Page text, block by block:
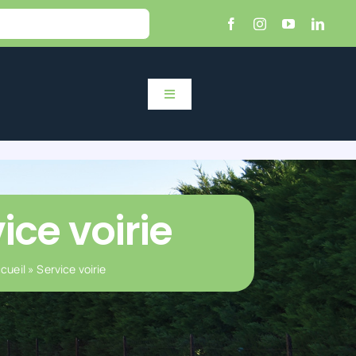
Toggle
voirie
»Service voirie